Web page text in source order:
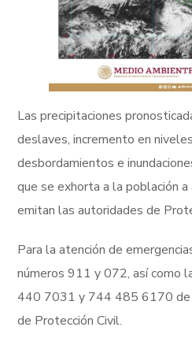
Las precipitaciones
deslaves, incremento en
desbordamientos e
que se exhorta a la población
emitan las autoridades de
Para la atención de
números 911 y 072, así como
440 7031 y 744 485 6170 de
de Protección Civil.